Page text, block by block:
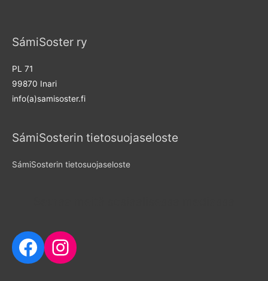
SámiSoster ry
PL 71
99870 Inari
info(a)samisoster.fi
SámiSosterin tietosuojaseloste
SámiSosterin tietosuojaseloste
Facebook
Instagram